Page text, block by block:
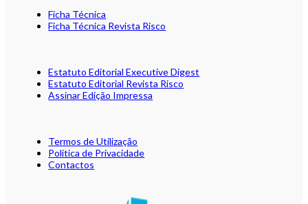
Ficha Técnica
Ficha Técnica Revista Risco
Estatuto Editorial Executive Digest
Estatuto Editorial Revista Risco
Assinar Edição Impressa
Termos de Utilização
Política de Privacidade
Contactos